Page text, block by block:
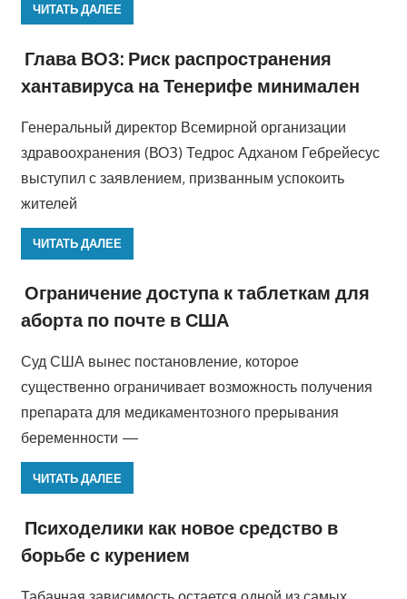
ЧИТАТЬ ДАЛЕЕ
Глава ВОЗ: Риск распространения
хантавируса на Тенерифе минимален
Генеральный директор Всемирной организации
здравоохранения (ВОЗ) Тедрос Адханом Гебрейесус
выступил с заявлением, призванным успокоить
жителей
ЧИТАТЬ ДАЛЕЕ
Ограничение доступа к таблеткам для
аборта по почте в США
Суд США вынес постановление, которое
существенно ограничивает возможность получения
препарата для медикаментозного прерывания
беременности —
ЧИТАТЬ ДАЛЕЕ
Психоделики как новое средство в
борьбе с курением